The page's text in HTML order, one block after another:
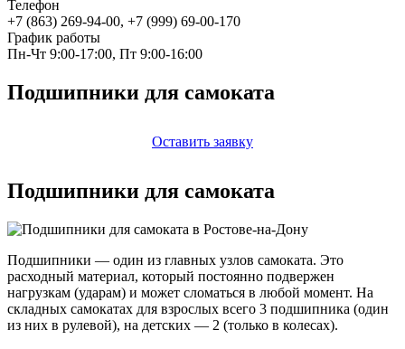
Телефон
+7 (863) 269-94-00, +7 (999) 69-00-170
График работы
Пн-Чт 9:00-17:00, Пт 9:00-16:00
Подшипники для самоката
Оставить заявку
Подшипники для самоката
Подшипники — один из главных узлов самоката. Это
расходный материал, который постоянно подвержен
нагрузкам (ударам) и может сломаться в любой момент. На
складных самокатах для взрослых всего 3 подшипника (один
из них в рулевой), на детских — 2 (только в колесах).